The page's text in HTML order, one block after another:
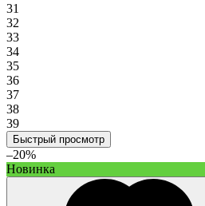
31
32
33
34
35
36
37
38
39
Быстрый просмотр
–20%
Новинка